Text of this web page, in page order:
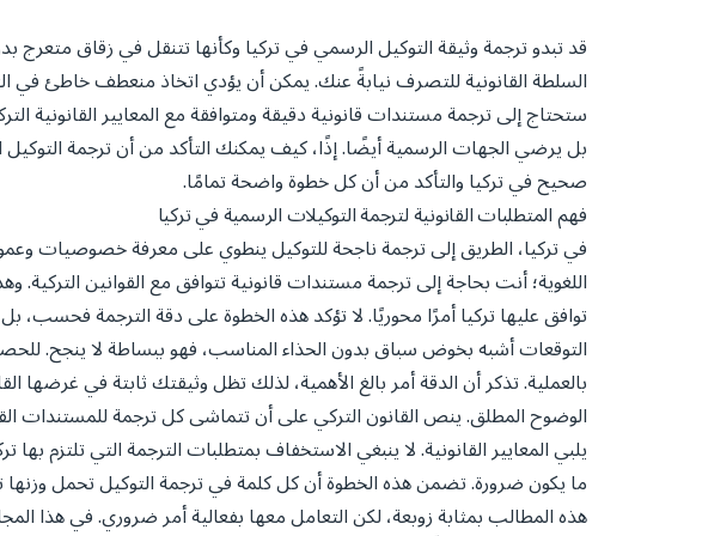
قد تبدو ترجمة وثيقة التوكيل الرسمي في تركيا وكأنها تتنقل في زقاق
السلطة القانونية للتصرف نيابةً عنك. يمكن أن يؤدي اتخاذ منعطف خاطئ في
ستحتاج إلى ترجمة مستندات قانونية دقيقة ومتوافقة مع المعايير القانونية
بل يرضي الجهات الرسمية أيضًا. إذًا، كيف يمكنك التأكد من أن ترجمة
صحيح في تركيا والتأكد من أن كل خطوة واضحة تمامًا.
فهم المتطلبات القانونية لترجمة التوكيلات الرسمية في تركيا
في تركيا، الطريق إلى ترجمة ناجحة للتوكيل ينطوي على معرفة خصوصيات
اللغوية؛ أنت بحاجة إلى ترجمة مستندات قانونية تتوافق مع القوانين
توافق عليها تركيا أمرًا محوريًا. لا تؤكد هذه الخطوة على دقة الترجمة فحسب،
التوقعات أشبه بخوض سباق بدون الحذاء المناسب، فهو ببساطة لا ينجح.
بالعملية. تذكر أن الدقة أمر بالغ الأهمية، لذلك تظل وثيقتك ثابتة في غرضها
الوضوح المطلق. ينص القانون التركي على أن تتماشى كل ترجمة للمستندات
يلبي المعايير القانونية. لا ينبغي الاستخفاف بمتطلبات الترجمة التي تلتزم
ما يكون ضرورة. تضمن هذه الخطوة أن كل كلمة في ترجمة التوكيل تحمل
هذه المطالب بمثابة زوبعة، لكن التعامل معها بفعالية أمر ضروري. في هذا